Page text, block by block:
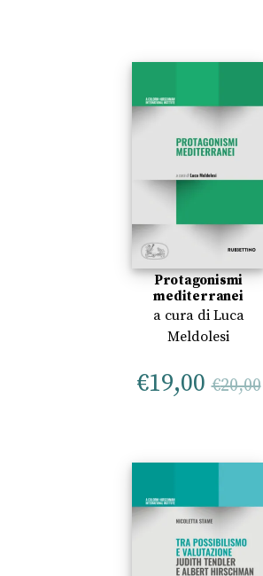
Protagonismi
mediterranei
a cura di Luca
Meldolesi
€19,00 €20,00